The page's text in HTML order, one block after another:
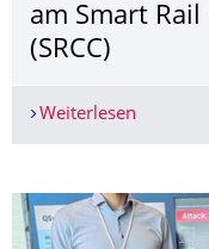
am Smart
(SRCC)
Weiterlesen